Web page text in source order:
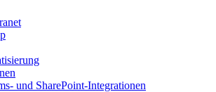
und SharePoint-Integrationen